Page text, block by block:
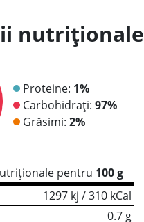
nutriționale
Proteine: 1%
Carbohidrați: 97%
Grăsimi: 2%
pentru 100 g
1297 kj / 310 kCal
0.7 g